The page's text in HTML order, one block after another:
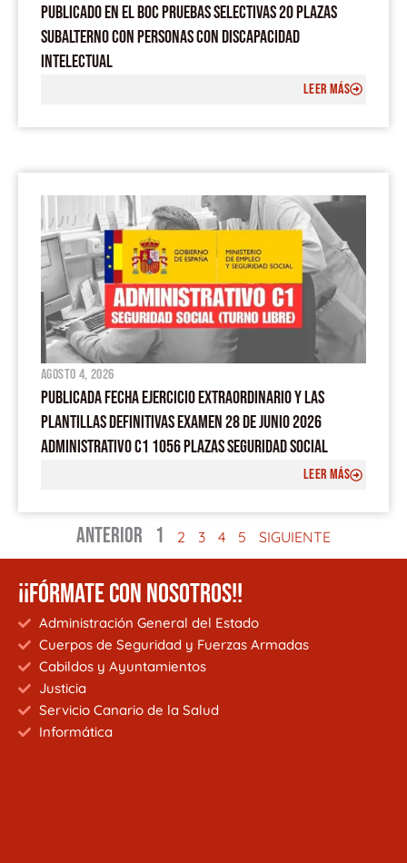
PUBLICADO EN EL BOC PRUEBAS SELECTIVAS 20 PLAZAS
SUBALTERNO CON PERSONAS CON DISCAPACIDAD
INTELECTUAL
LEER MÁS
agosto 4, 2026
PUBLICADA FECHA EJERCICIO EXTRAORDINARIO Y LAS
PLANTILLAS DEFINITIVAS EXAMEN 28 DE JUNIO 2026
ADMINISTRATIVO C1 1056 PLAZAS SEGURIDAD SOCIAL
LEER MÁS
ANTERIOR 1 2 3 4 5 SIGUIENTE
¡¡FÓRMATE CON NOSOTROS!!
Administración General del Estado
Cuerpos de Seguridad y Fuerzas Armadas
Cabildos y Ayuntamientos
Justicia
Servicio Canario de la Salud
Informática